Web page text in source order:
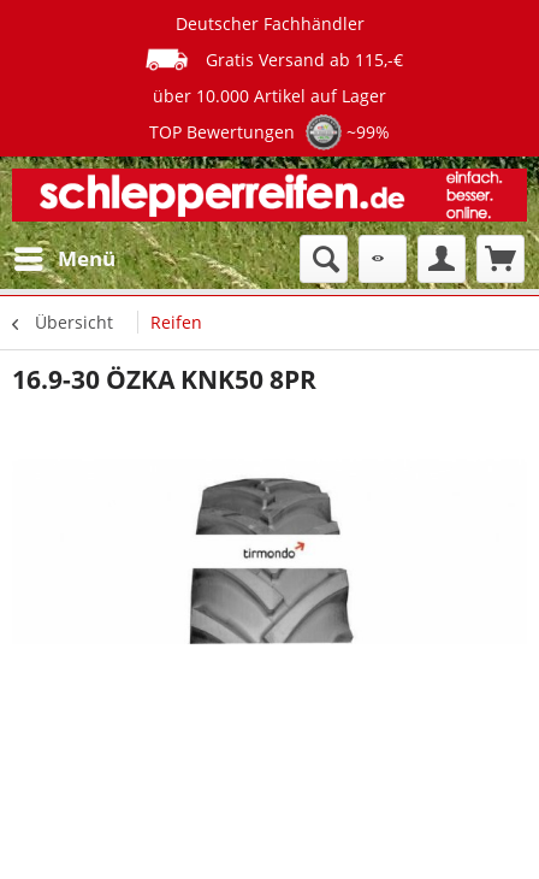
Deutscher Fachhändler
Gratis Versand ab 115,-€
über 10.000 Artikel auf Lager
TOP Bewertungen
~99%
Menü
Übersicht Reifen
16.9-30 ÖZKA KNK50 8PR